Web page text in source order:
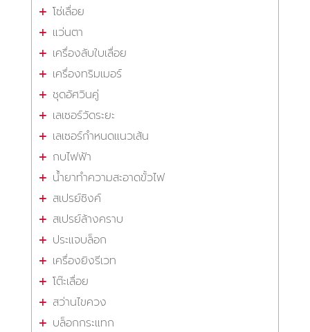
โซ่เลื่อย
แว่นตา
เครื่องลับใบเลื่อย
เครื่องทริมเมอร์
ชุดอัศวินคู่
เลเซอร์วัดระยะ
เลเซอร์กำหนดแนวเส้น
กบไฟฟ้า
น้ำยาทำความสะอาดขั้วไฟ
สเปรย์ซิงค์
สเปรย์ล้างคราบ
ประแจบล็อก
เครื่องยิงรีเวท
โต๊ะเลื่อย
สว่านไขควง
บล็อกกระแทก